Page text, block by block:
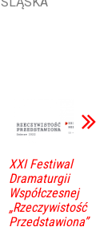
XXI Festiwal
Dramaturgii
Współczesnej
„Rzeczywistość
Przedstawiona”